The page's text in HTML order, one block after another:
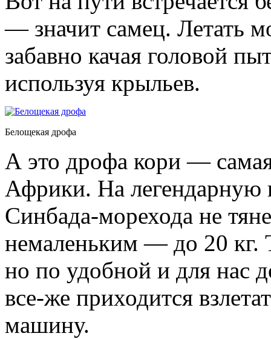
— значит самец. Летать
забавно качая головой
используя крыльев.
Белощекая дрофа
А это дрофа кори —
Африки. На легендарную
Синбада-морехода не
немаленьким — до 20 кг.
но по удобной и для нас
все-же приходится
машину.